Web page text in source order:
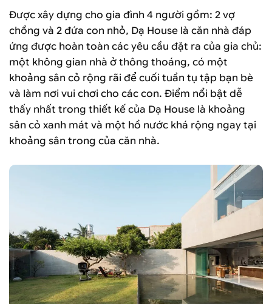
Được xây dựng cho gia đình 4 người gồm: 2 vợ
chồng và 2 đứa con nhỏ, Dạ House là căn nhà đáp
ứng được hoàn toàn các yêu cầu đặt ra của gia chủ:
một không gian nhà ở thông thoáng, có một
khoảng sân cỏ rộng rãi để cuối tuần tụ tập bạn bè
và làm nơi vui chơi cho các con. Điểm nổi bật dễ
thấy nhất trong thiết kế của Dạ House là khoảng
sân cỏ xanh mát và một hồ nước khá rộng ngay tại
khoảng sân trong của căn nhà.